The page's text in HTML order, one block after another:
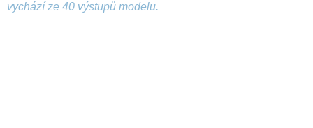
vychází ze 40 výstupů modelu.